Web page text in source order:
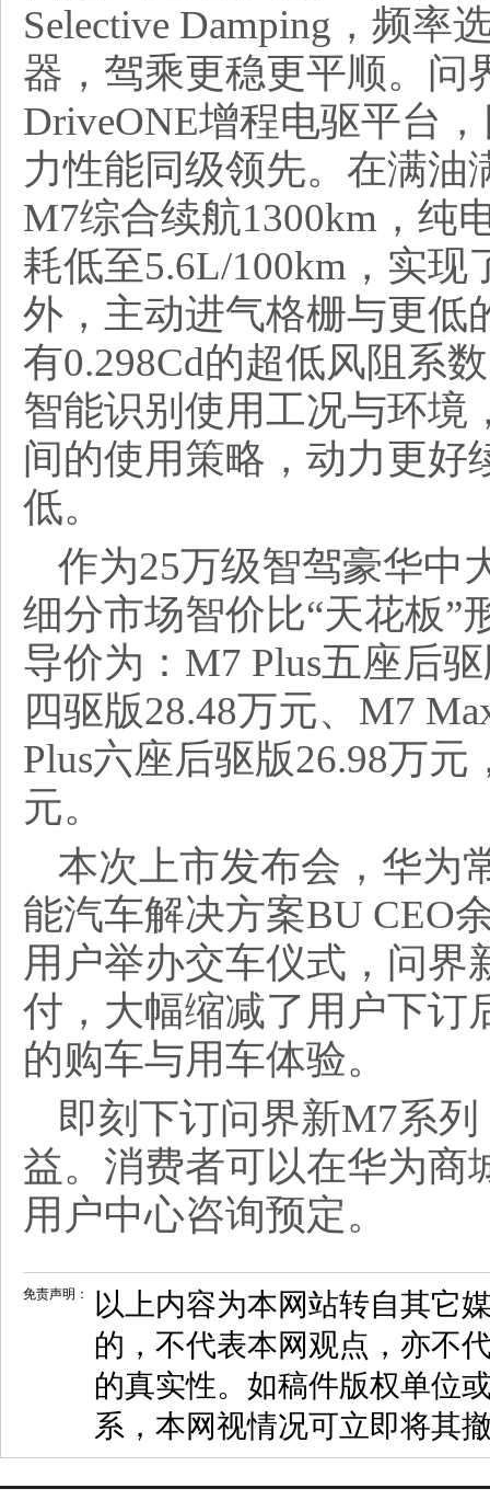
Selective Damping，频率
器，驾乘更稳更平顺。问
DriveONE增程电驱平台
力性能同级领先。在满油
M7综合续航1300km，纯
耗低至5.6L/100km，实
外，主动进气格栅与更低
有0.298Cd的超低风阻系
智能识别使用工况与环境
间的使用策略，动力更好
低。
作为25万级智驾豪华中
细分市场智价比“天花板”
导价为：M7 Plus五座后
四驱版28.48万元、M7
Plus六座后驱版26.98万
元。
本次上市发布会，华为
能汽车解决方案BU CEO
用户举办交车仪式，问界
付，大幅缩减了用户下订
的购车与用车体验。
即刻下订问界新M7系
益。消费者可以在华为商
用户中心咨询预定。
免责声明：
以上内容为本网站转自其它
的，不代表本网观点，亦不
的真实性。如稿件版权单位
系，本网视情况可立即将其